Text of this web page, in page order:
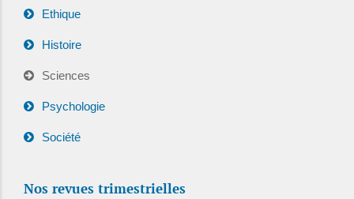
Ethique
Histoire
Sciences
Psychologie
Société
Nos revues trimestrielles